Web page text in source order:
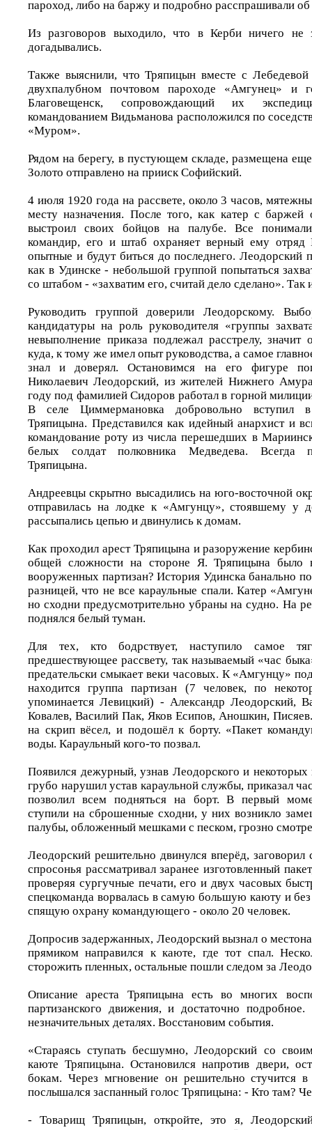
пароход, либо на баржу и подробно расспрашивали об
Из разговоров выходило, что в Керби ничего
догадывались.
Также выяснили, что Тряпицын вместе с Лебедевой
двухпалубном почтовом пароходе «Амгунец» и
Благовещенск, сопровождающий их
командованием Видьманова расположился по
«Муром».
Рядом на берегу, в пустующем складе, размещена
Золото отправлено на прииск Софийский.
4 июля 1920 года на рассвете, около 3 часов,
месту назначения. После того, как катер с баржей
выстроил своих бойцов на палубе. Все
командир, его и штаб охраняет верный ему отряд
опытные и будут биться до последнего. Леодорский
как в Удинске - небольшой группой попытаться
со штабом - «захватим его, считай дело сделано». Так
Руководить группой доверили Леодорскому.
кандидатуры на роль руководителя «группы
невыполнение приказа подлежал расстрелу, значит
куда, к тому же имел опыт руководства, а самое
знал и доверял. Остановимся на его фигуре
Николаевич Леодорский, из жителей Нижнего
году под фамилией Сидоров работал в горной
В селе Циммермановка добровольно вступил в
Тряпицына. Представился как идейный анархист и
командование роту из числа перешедших в
белых солдат полковника Медведева. Всегда
Тряпицына.
Андреевцы скрытно высадились на юго-восточной
отправилась на лодке к «Амгунцу», стоявшему у
рассыпались цепью и двинулись к домам.
Как проходил арест Тряпицына и разоружение
общей сложности на стороне Я. Тряпицына
вооруженных партизан? История Удинска банально
разницей, что не все караульные спали. Катер
но сходни предусмотрительно убраны на судно. На
поднялся белый туман.
Для тех, кто бодрствует, наступило самое
предшествующее рассвету, так называемый «час
предательски смыкает веки часовых. К «Амгунцу»
находится группа партизан (7 человек, по
упоминается Левицкий) - Александр Леодорский,
Ковалев, Василий Пак, Яков Есипов, Аношкин,
на скрип вёсел, и подошёл к борту. «Пакет
воды. Караульный кого-то позвал.
Появился дежурный, узнав Леодорского и
грубо нарушил устав караульной службы, приказал
позволил всем подняться на борт. В первый
ступили на сброшенные сходни, у них возникло
палубы, обложенный мешками с песком, грозно
Леодорский решительно двинулся вперёд,
спросонья рассматривал заранее изготовленный
проверяя сургучные печати, его и двух часовых
спецкоманда ворвалась в самую большую каюту и
спящую охрану командующего - около 20 человек.
Допросив задержанных, Леодорский вызнал о
прямиком направился к каюте, где тот спал.
сторожить пленных, остальные пошли следом за
Описание ареста Тряпицына есть во многих
партизанского движения, и достаточно
незначительных деталях. Восстановим события.
«Стараясь ступать бесшумно, Леодорский со
каюте Тряпицына. Остановился напротив двери,
бокам. Через мгновение он решительно стучится
послышался заспанный голос Тряпицына: - Кто там?
- Товарищ Тряпицын, откройте, это я,